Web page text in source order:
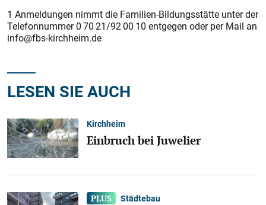
1 Anmeldungen nimmt die Familien-Bildungsstätte unter der
Telefonnummer 0 70 21/92 00 10 entgegen oder per Mail an
info@fbs-kirchheim.de
LESEN SIE AUCH
Kirchheim
Einbruch bei Juwelier
Städtebau